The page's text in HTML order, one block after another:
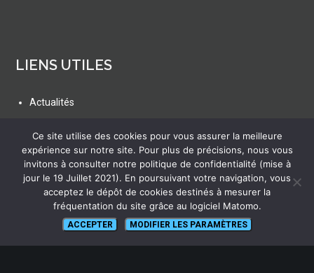
LIENS UTILES
Actualités
FAQ
Glossaire
Ce site utilise des cookies pour vous assurer la meilleure
expérience sur notre site. Pour plus de précisions, nous vous
invitons à consulter notre politique de confidentialité (mise à
jour le 19 Juillet 2021). En poursuivant votre navigation, vous
acceptez le dépôt de cookies destinés à mesurer la
fréquentation du site grâce au logiciel Matomo.
ACCEPTER MODIFIER LES PARAMÈTRES